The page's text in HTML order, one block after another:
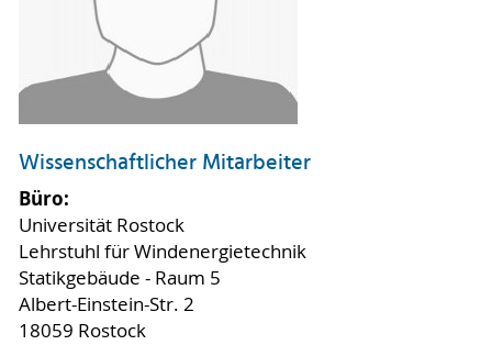
Wissenschaftlicher Mitarbeiter
Büro:
Universität Rostock
Lehrstuhl für Windenergietechnik
Statikgebäude - Raum 5
Albert-Einstein-Str. 2
18059 Rostock